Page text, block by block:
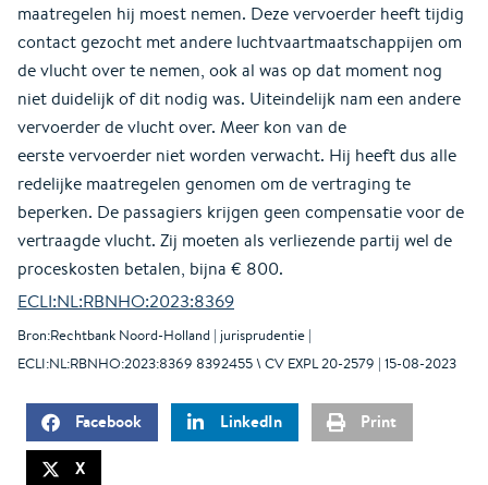
maatregelen hij moest nemen. Deze vervoerder heeft tijdig
contact gezocht met andere luchtvaartmaatschappijen om
de vlucht over te nemen, ook al was op dat moment nog
niet duidelijk of dit nodig was. Uiteindelijk nam een andere
vervoerder de vlucht over. Meer kon van de
eerste vervoerder niet worden verwacht. Hij heeft dus alle
redelijke maatregelen genomen om de vertraging te
beperken. De passagiers krijgen geen compensatie voor de
vertraagde vlucht. Zij moeten als verliezende partij wel de
proceskosten betalen, bijna € 800.
ECLI:NL:RBNHO:2023:8369
Bron:Rechtbank Noord-Holland | jurisprudentie |
ECLI:NL:RBNHO:2023:8369 8392455 \ CV EXPL 20-2579 | 15-08-2023
Facebook LinkedIn Print
X